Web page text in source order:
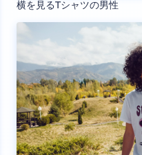
横を見るTシャツの男性